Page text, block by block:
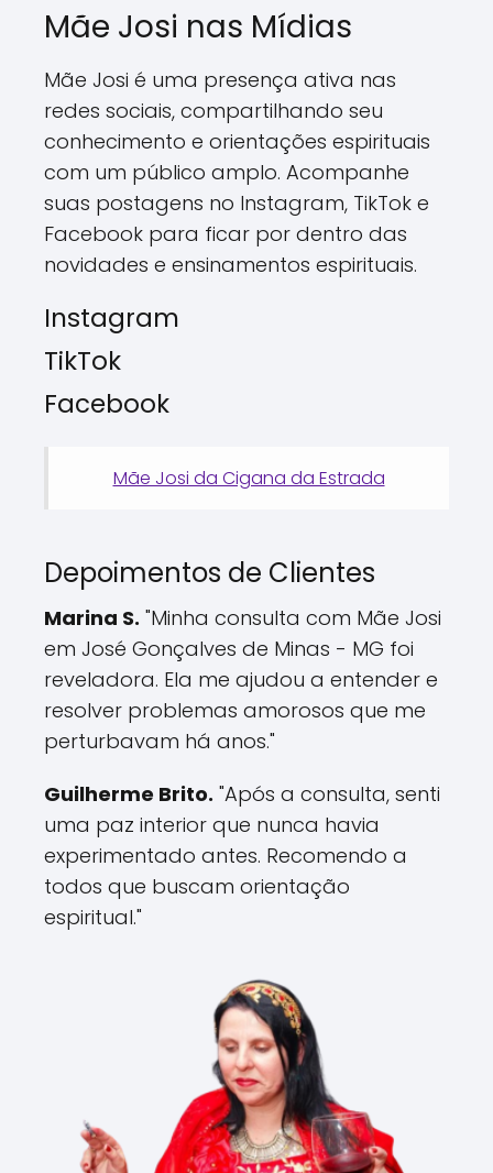
Mãe Josi nas Mídias
Mãe Josi é uma presença ativa nas
redes sociais, compartilhando seu
conhecimento e orientações espirituais
com um público amplo. Acompanhe
suas postagens no Instagram, TikTok e
Facebook para ficar por dentro das
novidades e ensinamentos espirituais.
Instagram
TikTok
Facebook
Mãe Josi da Cigana da Estrada
Depoimentos de Clientes
Marina S. "Minha consulta com Mãe Josi
em José Gonçalves de Minas - MG foi
reveladora. Ela me ajudou a entender e
resolver problemas amorosos que me
perturbavam há anos."
Guilherme Brito. "Após a consulta, senti
uma paz interior que nunca havia
experimentado antes. Recomendo a
todos que buscam orientação
espiritual."